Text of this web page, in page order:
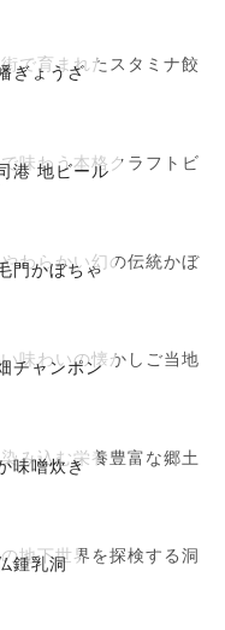
ぎょうざ
で育まれたスタミナ餃
港 地ビール
味わう本格クラフトビ
門かぼちゃ
わらかい幻の伝統かぼ
チャンポン
味わいの懐かしご当地
味噌炊き
み込む栄養豊富な郷土
鍾乳洞
地下世界を探検する洞